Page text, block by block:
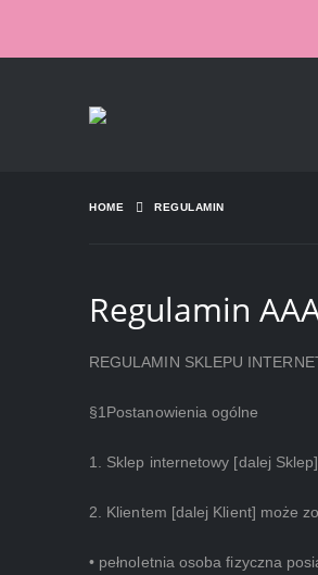
HOME REGULAMIN
Regulamin
REGULAMIN SKLEPU
§1Postanowienia ogólne
1. Sklep internetowy [dalej
2. Klientem [dalej Klient] może
• pełnoletnia osoba fizyczna
About a few seconds ago